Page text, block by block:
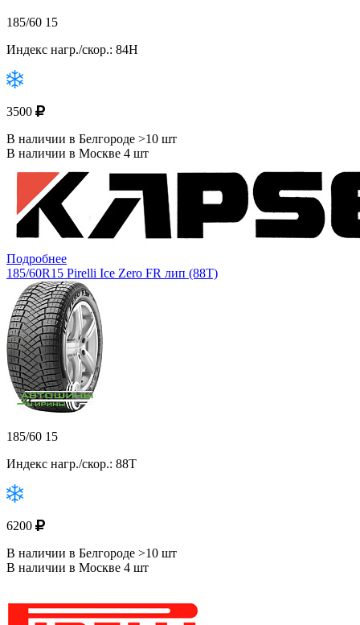
185/60 15
Индекс нагр./скор.: 84H
3500
В наличии в Белгороде >10 шт
В наличии в Москве 4 шт
Подробнее
185/60R15 Pirelli Ice Zero FR лип (88T)
185/60 15
Индекс нагр./скор.: 88T
6200
В наличии в Белгороде >10 шт
В наличии в Москве 4 шт